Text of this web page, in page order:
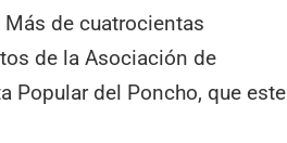
de cuatrocientas
de la Asociación de
Popular del Poncho, que este